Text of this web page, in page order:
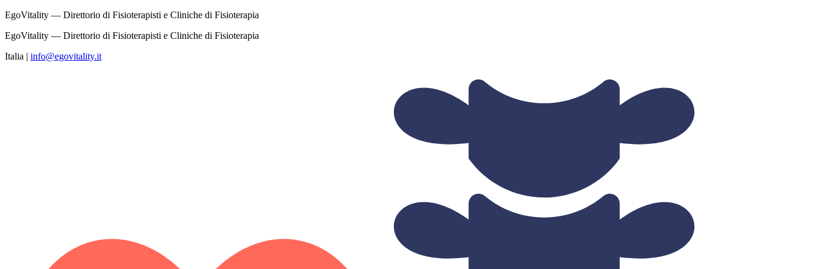
EgoVitality — Direttorio di Fisioterapisti e Cliniche di Fisioterapia
EgoVitality — Direttorio di Fisioterapisti e Cliniche di Fisioterapia
Italia | info@egovitality.it